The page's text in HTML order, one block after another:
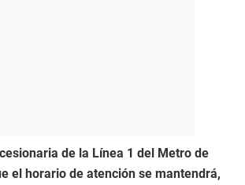
de la Línea 1 del Metro de
el horario de atención se mantendrá,